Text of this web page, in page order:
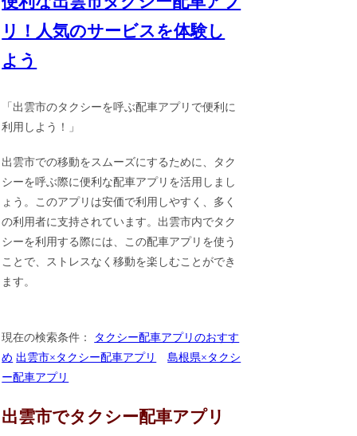
リ！人気のサービスを体験し
よう
「出雲市のタクシーを呼ぶ配車アプリで便利に
利用しよう！」
出雲市での移動をスムーズにするために、タク
シーを呼ぶ際に便利な配車アプリを活用しまし
ょう。このアプリは安価で利用しやすく、多く
の利用者に支持されています。出雲市内でタク
シーを利用する際には、この配車アプリを使う
ことで、ストレスなく移動を楽しむことができ
ます。
現在の検索条件：
タクシー配車アプリのおすす
め 出雲市×タクシー配車アプリ
島根県×タクシ
ー配車アプリ
出雲市でタクシー配車アプリ